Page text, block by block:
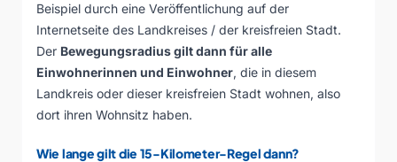
Beispiel durch eine Veröffentlichung auf der
Internetseite des Landkreises / der kreisfreien Stadt.
Der Bewegungsradius gilt dann für alle
Einwohnerinnen und Einwohner, die in diesem
Landkreis oder dieser kreisfreien Stadt wohnen, also
dort ihren Wohnsitz haben.
Wie lange gilt die 15-Kilometer-Regel dann?